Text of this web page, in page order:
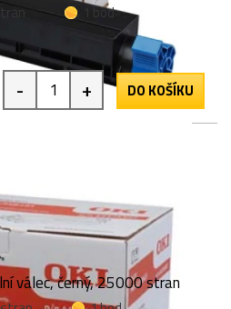
1 bod
- + DO KOŠÍKU
válec, černý, 25000 stran